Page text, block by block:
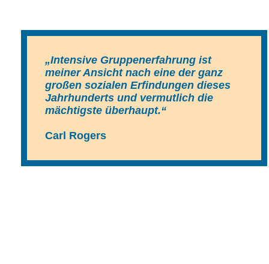
„Intensive Gruppenerfahrung ist
meiner Ansicht nach eine der ganz
großen sozialen Erfindungen dieses
Jahrhunderts und vermutlich die
mächtigste überhaupt.“
Carl Rogers